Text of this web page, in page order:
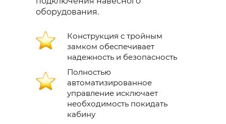
оборудования.
Конструкция с тройным
замком обеспечивает
надежность и безопасность
Полностью
автоматизированное
управление исключает
необходимость покидать
кабину